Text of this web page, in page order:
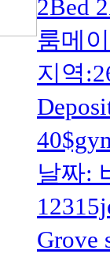
2Bed
룸메
지역
날짜:
Grove